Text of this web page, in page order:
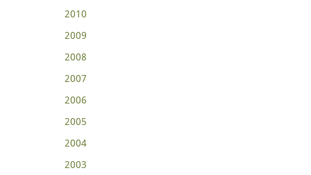
2010
2009
2008
2007
2006
2005
2004
2003